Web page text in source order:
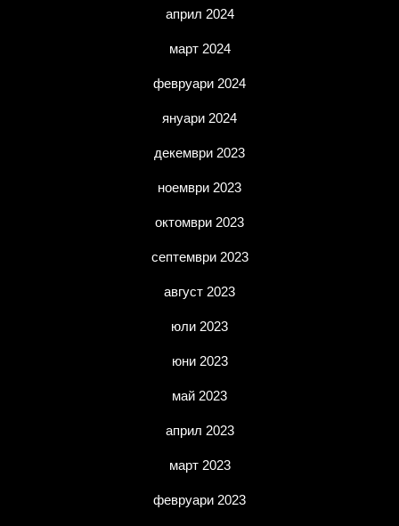
април 2024
март 2024
февруари 2024
януари 2024
декември 2023
ноември 2023
октомври 2023
септември 2023
август 2023
юли 2023
юни 2023
май 2023
април 2023
март 2023
февруари 2023